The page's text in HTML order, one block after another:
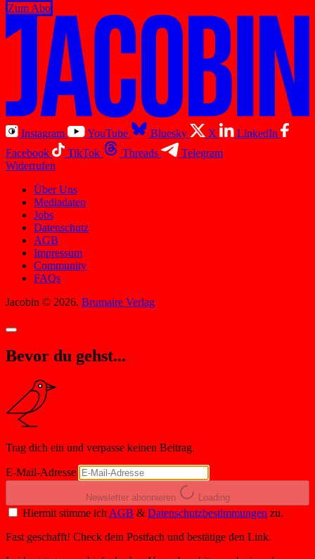
Zum Abo
Instagram YouTube Bluesky X
LinkedIn
Facebook
TikTok Threads
Telegram
Widerrufen
Über Uns
Mediadaten
Jobs
Datenschutz
AGB
Impressum
Community
FAQs
Jacobin © 2026. Brumaire Verlag
Bevor du gehst...
Trag dich ein und verpasse keinen Beitrag.
E-Mail-Adresse
Newsletter abonnieren Loading
Hiermit stimme ich AGB & Datenschutzbestimmungen zu.
Fast geschafft! Check dein Postfach und bestätige den Link.